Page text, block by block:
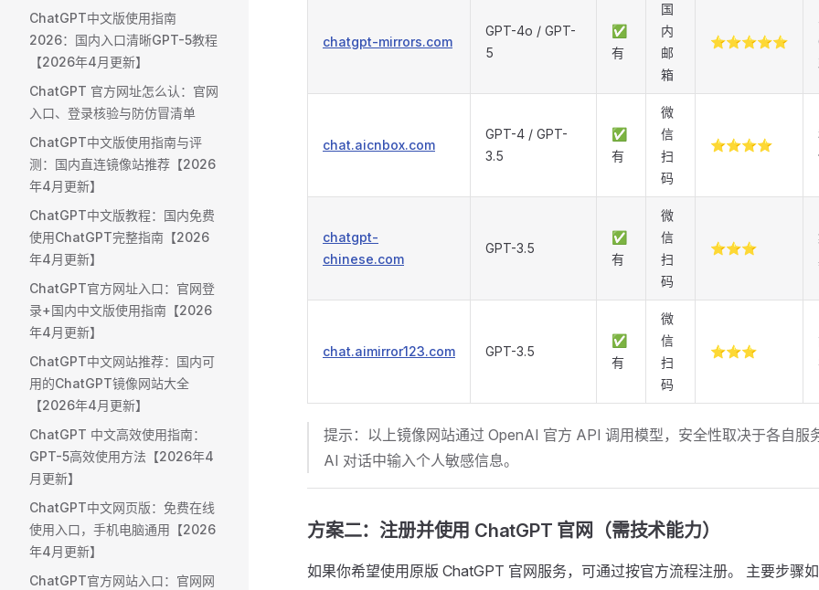
ChatGPT中文版使用指南
2026：国内入口清晰GPT-5教程
【2026年4月更新】
ChatGPT 官方网址怎么认：官网
入口、登录核验与防仿冒清单
ChatGPT中文版使用指南与评
测：国内直连镜像站推荐【2026
年4月更新】
ChatGPT中文版教程：国内免费
使用ChatGPT完整指南【2026
年4月更新】
ChatGPT官方网址入口：官网登
录+国内中文版使用指南【2026
年4月更新】
ChatGPT中文网站推荐：国内可
用的ChatGPT镜像网站大全
【2026年4月更新】
ChatGPT 中文高效使用指南：
GPT-5高效使用方法【2026年4
月更新】
ChatGPT中文网页版：免费在线
使用入口，手机电脑通用【2026
年4月更新】
ChatGPT官方网站入口：官网网
chatgpt-mirrors.com
GPT-4o / GPT-
5
✅
有
国
内
邮
箱
⭐⭐⭐⭐⭐
chat.aicnbox.com
GPT-4 / GPT-
3.5
✅
有
微
信
扫
码
⭐⭐⭐⭐
chatgpt-
chinese.com
GPT-3.5
✅
有
微
信
扫
码
⭐⭐⭐
chat.aimirror123.com GPT-3.5
✅
有
微
信
扫
码
⭐⭐⭐
提示：以上镜像网站通过 OpenAI 官方 API 调用模型，安全性取决于各自服
AI 对话中输入个人敏感信息。
方案二：注册并使用 ChatGPT 官网（需技术能力） ​
如果你希望使用原版 ChatGPT 官网服务，可通过按官方流程注册。 主要步骤如